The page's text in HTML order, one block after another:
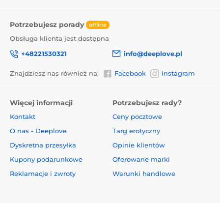
Potrzebujesz porady offline
Obsługa klienta jest dostępna
+48221530321
info@deeplove.pl
Znajdziesz nas również na: Facebook Instagram
Więcej informacji
Kontakt
O nas - Deeplove
Dyskretna przesyłka
Kupony podarunkowe
Reklamacje i zwroty
Potrzebujesz rady?
Ceny pocztowe
Targ erotyczny
Opinie klientów
Oferowane marki
Warunki handlowe